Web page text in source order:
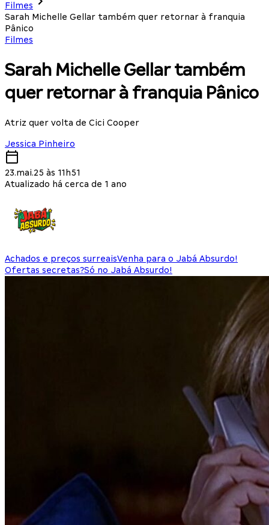
Filmes
Sarah Michelle Gellar também quer retornar à franquia
Pânico
Filmes
Sarah Michelle Gellar também
quer retornar à franquia Pânico
Atriz quer volta de Cici Cooper
Jessica Pinheiro
23.mai.25 às 11h51
Atualizado há cerca de 1 ano
Achados e preços surreaisVenha para o Jabá Absurdo!
Ofertas secretas?Só no Jabá Absurdo!